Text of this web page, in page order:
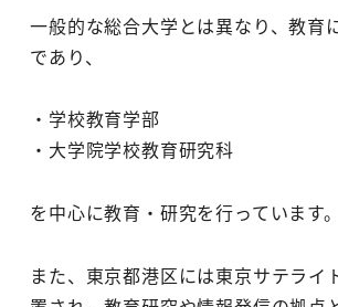
一般的な総合大学とは異なり、教育
であり、
・学校教育学部
・大学院学校教育研究科
を中心に教育・研究を行っています。
また、東京都港区には東京サテライ